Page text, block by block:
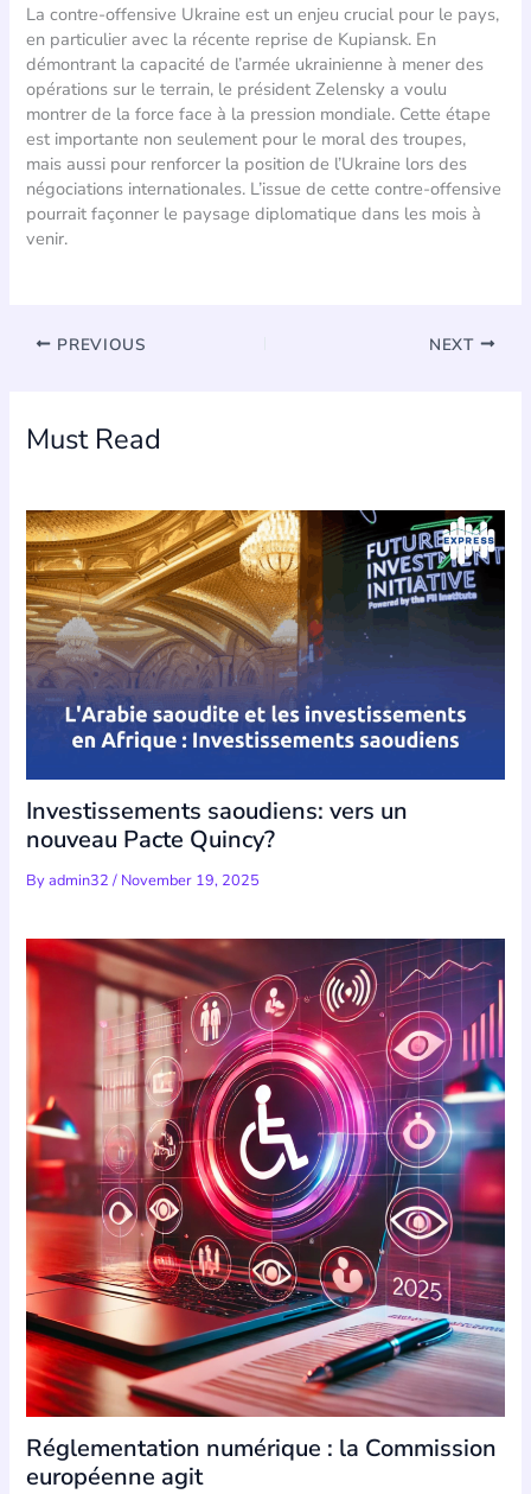
La contre-offensive Ukraine est un enjeu crucial pour le pays,
en particulier avec la récente reprise de Kupiansk. En
démontrant la capacité de l’armée ukrainienne à mener des
opérations sur le terrain, le président Zelensky a voulu
montrer de la force face à la pression mondiale. Cette étape
est importante non seulement pour le moral des troupes,
mais aussi pour renforcer la position de l’Ukraine lors des
négociations internationales. L’issue de cette contre-offensive
pourrait façonner le paysage diplomatique dans les mois à
venir.
PREVIOUS NEXT
Must Read
Investissements saoudiens: vers un
nouveau Pacte Quincy?
Byadmin32/ November 19, 2025
Réglementation numérique : la Commission
européenne agit